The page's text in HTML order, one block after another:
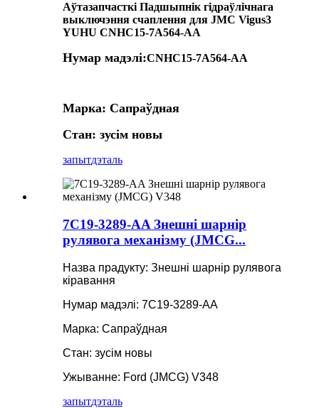
Аўтазапчасткі Падшыпнік гідраўлічнага
выключэння счаплення для JMC Vigus3
YUHU CNHC15-7A564-AA
Нумар мадэлі:CNHC15-7A564-AA
Марка: Сапраўдная
Стан: зусім новы
запытдэталь
7C19-3289-AA Знешні шарнір
рулявога механізму (JMCG...
Назва прадукту: Знешні шарнір рулявога
кіравання
Нумар мадэлі: 7C19-3289-AA
Марка: Сапраўдная
Стан: зусім новы
Ужыванне: Ford (JMCG) V348
запытдэталь